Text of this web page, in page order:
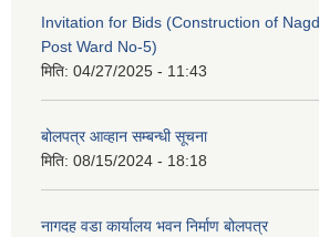
Invitation for Bids (Construction of
Post Ward No-5)
मिति: 04/27/2025 - 11:43
बोलपत्र आव्हान सम्बन्धी सूचना
मिति: 08/15/2024 - 18:18
नागदह वडा कार्यालय भवन निर्माण बोलपत्र